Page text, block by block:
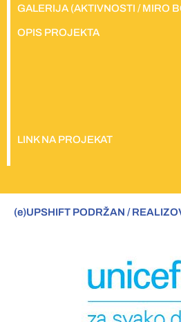
GALERIJA (AKTIVNOSTI / MIRO
OPIS PROJEKTA
LINK NA PROJEKAT
(e)UPSHIFT PODRŽAN /